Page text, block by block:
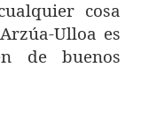
cosa
Ulloa es
de buenos